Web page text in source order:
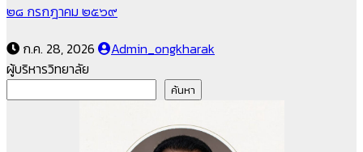
๒๘ กรกฎาคม ๒๕๖๙
ก.ค. 28, 2026
Admin_ongkharak
ผู้บริหารวิทยาลัย
ค้นหา